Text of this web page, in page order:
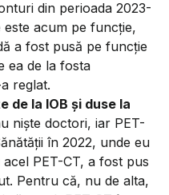
din perioada 2023-
acum pe funcţie,
a fost pusă pe funcţie
ea de la fosta
reglat.
de la IOB şi duse la
nişte doctori, iar PET-
în 2022, unde eu
PET-CT, a fost pus
Pentru că, nu de alta,